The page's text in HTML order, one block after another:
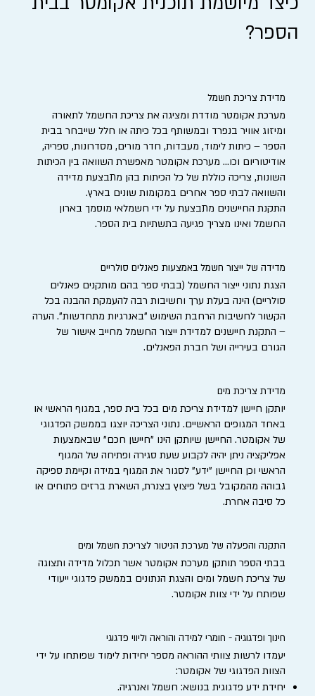
הספר?
מדידת צריכת חשמל
מערכת אקומטר מודדת ומציגה את צריכת החשמל לתאורה
ומיזוג אוויר בנפרד ובמשותף בכל כיתה או חלל שייבחר בבית
הספר – כיתות לימוד, מעבדות, חדר מורים, מסדרונות, ספריה,
אודיטוריום וכו... מערכת אקומטר מאפשרת השוואה בין הכיתות
השונות, צריכה כוללת של כל הכיתות בהן מתבצעת מדידה
והשוואה לבתי ספר אחרים במקומות שונים בארץ.
התקנת החיישנים מתבצעת על ידי חשמלאי מוסמך בארון
החשמל ואינו מצריך פגיעה בתשתיות בית הספר.
מדידה של ייצור חשמל באמצעות פאנלים סולריים
הצגת נתוני ייצור החשמל (בבתי ספר בהם מותקנים פאנלים
סולריים) הינה בעלת ערך וחשיבות רבה להעמקת ההבנה בכל
הקשור לחשיבות הרחבת השימוש "באנרגיות מתחדשות". הערה
– התקנת חיישנים למדידת ייצור החשמל מחייב אישור של
הגורם בעירייה ושל חברת הפאנלים.
מדידת צריכת מים
יותקן חיישן למדידת צריכת מים בכל בית ספר, במגוף הראשי או
באחד המגופים הראשיים. נתוני הצריכה יוצגו בממשק הפדגוגי
של אקומטר. החיישן שיותקן הינו "חיישן חכם" שבאמצעות
אפליקציה ניתן יהיה לקבוע שעת סגירה ופתיחה של המגוף
הראשי וכן החיישן "ידע" לסגור את המגוף במידה וקיימת ספיקה
גבוהה מהמקובל בשל פיצוץ בצנרת, השארת ברזים פתוחים או
כל סיבה אחרת.
התקנה והפעלה של מערכת הניטור לצריכת חשמל ומים
בבתי הספר תותקן מערכת אקומטר אשר תכלול מדידה ותצוגה
של צריכת חשמל ומים והצגת הנתונים בממשק פדגוגי ייעודי
שפותח על ידי צוות אקומטר.
חינוך ופדגוגיה - חומרי למידה והוראה וליווי פדגוגי
יעמדו לרשות צוותי ההוראה מספר יחידות לימוד שפותחו על ידי
הצוות הפדגוגי של אקומטר:
יחידת ידע פדגוגית בנושא: חשמל ואנרגיה.